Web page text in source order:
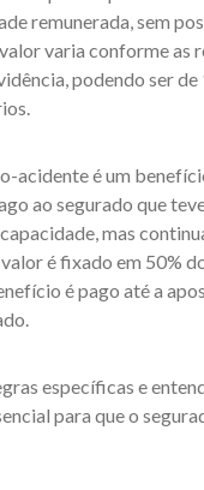
remunerada, sem
varia conforme as
podendo ser de
acidente é um
ao segurado que
mas
é fixado em 50%
é pago até a
específicas e
para que o